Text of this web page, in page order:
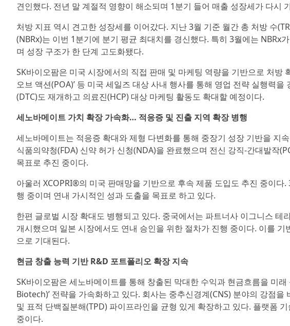
견인했다. 전년 말 계절적 영향이 해소되며 1분기 들어 매출 성장세가 다시
처방 지표 역시 견고한 성장세를 이어갔다. 지난 3월 기준 월간 총 처방 수
(NBRx)는 이번 1분기에 분기 평균 최대치를 경신했다. 특히 3월에는
며 성장 구조가 한 단계 고도화됐다.
SK바이오팜은 미국 시장에서의 직접 판매 및 마케팅 역량을 기반으로 처방
오브 액션(POA)’ 등 미국 세일즈 대상 사내 행사를 통해 영업 전략 실행력
(DTC)도 재개하고 의료진(HCP) 대상 마케팅 활동도 확대할 예정이다.
세노바메이트 가치 확장 가속화… 적응증 및 진출 지역 확장 병행
세노바메이트는 적응증 확대와 제형 다변화를 통해 중장기 성장 기반을 지
식품의약청(FDA) 신약 허가 신청(NDA)을 완료했으며 전신 강직-간대발작
목표로 추진 중이다.
아울러 XCOPRI®의 미국 판매망을 기반으로 후속 제품 도입도 추진 중이
행 중이며 연내 가시적인 성과 도출을 목표로 하고 있다.
한편 글로벌 시장 확대도 병행되고 있다. 중국에서는 파트너사 이그니스
개시했으며 일본 시장에서도 연내 승인을 위한 절차가 진행 중이다. 이를
으로 기대된다.
현금 창출 능력 기반 R&D 포트폴리오 확장 지속
SK바이오팜은 세노바메이트를 통해 창출된 막대한 수익과 현금흐름을 미
Biotech)’ 전략을 가속화하고 있다. 회사는 중추신경계(CNS) 분야의 강점
및 표적 단백질분해(TPD) 파이프라인을 균형 있게 확장하고 있다. 플랫폼
중이다.